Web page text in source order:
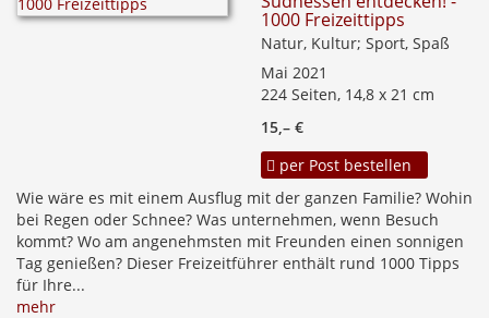
1000 Freizeittipps
Natur, Kultur; Sport, Spaß
Mai 2021
224 Seiten, 14,8 x 21 cm
15,– €
per Post bestellen
Wie wäre es mit einem Ausflug mit der ganzen Familie? Wohin
bei Regen oder Schnee? Was unternehmen, wenn Besuch
kommt? Wo am angenehmsten mit Freunden einen sonnigen
Tag genießen? Dieser Freizeitführer enthält rund 1000 Tipps
für Ihre...
mehr